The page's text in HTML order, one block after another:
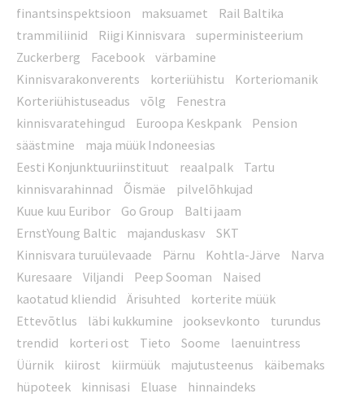
finantsinspektsioon
maksuamet
Rail Baltika
trammiliinid
Riigi Kinnisvara
superministeerium
Zuckerberg
Facebook
värbamine
Kinnisvarakonverents
korteriühistu
Korteriomanik
Korteriühistuseadus
võlg
Fenestra
kinnisvaratehingud
Euroopa Keskpank
Pension
säästmine
maja müük Indoneesias
Eesti Konjunktuuriinstituut
reaalpalk
Tartu
kinnisvarahinnad
Õismäe
pilvelõhkujad
Kuue kuu Euribor
Go Group
Balti jaam
ErnstYoung Baltic
majanduskasv
SKT
Kinnisvara turuülevaade
Pärnu Kohtla-Järve
Narva
Kuresaare
Viljandi Peep Sooman
Naised
kaotatud kliendid
Ärisuhted
korterite müük
Ettevõtlus
läbi kukkumine jooksevkonto
turundus
trendid
korteri ost Tieto Soome
laenuintress
Üürnik
kiirost kiirmüük majutusteenus
käibemaks
hüpoteek
kinnisasi Eluase
hinnaindeks